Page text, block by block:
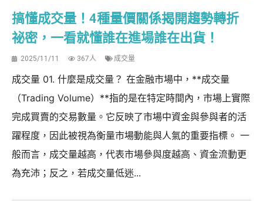
搞懂成交量！4種量價關係揭開趨勢轉折
祕密，一看就懂誰在進場誰在出貨！
2025/11/11 367人 成交量
成交量 01. 什麼是成交量？ 在金融市場中，**成交量
（Trading Volume）**指的是在特定時間內，市場上實際
完成買賣的交易數量。它反映了市場中資金與參與者的活
躍程度，因此被視為衡量市場動能與人氣的重要指標。 一
般而言，成交量越高，代表市場參與度越高、資金流動更
為充沛；反之，若成交量低迷...